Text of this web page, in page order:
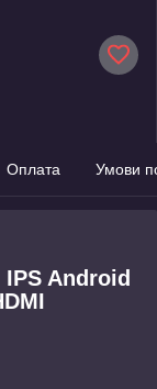
Оплата Умови
Android